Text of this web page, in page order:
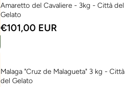
Amaretto del Cavaliere - 3kg - Città del
Gelato
€101,00 EUR
Malaga "Cruz de Malagueta" 3 kg - Città
del Gelato